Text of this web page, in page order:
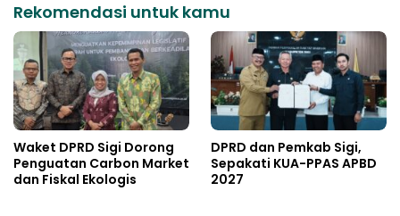
Rekomendasi untuk kamu
Waket DPRD Sigi Dorong
Penguatan Carbon Market
dan Fiskal Ekologis
DPRD dan Pemkab Sigi,
Sepakati KUA-PPAS APBD
2027